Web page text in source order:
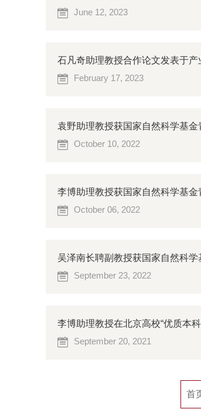
June 12, 2023
石凡奇助理教授合作论文发表于
February 17, 2023
袁野助理教授获国家自然科学基金
October 10, 2022
李博助理教授获国家自然科学基金
October 06, 2022
吴泽南长聘副教授获国家自然科
September 23, 2022
李博助理教授在北京高校“优质本
September 20, 2021
首